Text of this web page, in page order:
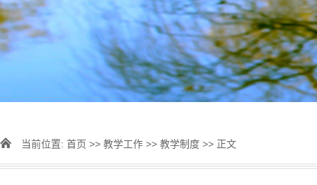
当前位置: 首页 >> 教学工作 >> 教学制度 >> 正文